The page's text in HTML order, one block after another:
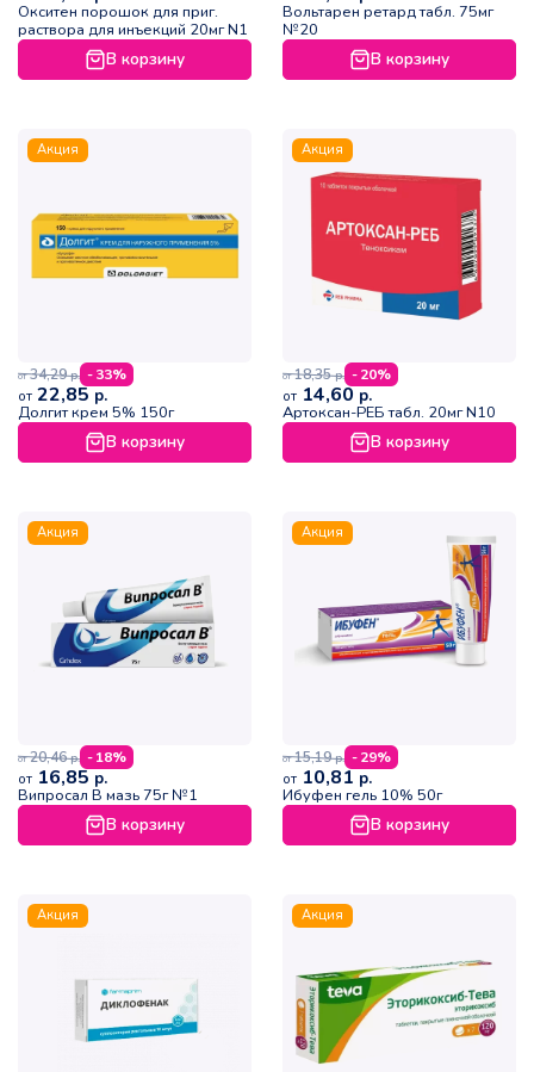
Окситен порошок для приг.
раствора для инъекций 20мг N1
В корзину
Вольтарен ретард табл. 75мг
№20
В корзину
Акция
от 34,29р. - 33%
от 22,85 р.
Долгит крем 5% 150г
В корзину
Акция
от 18,35р. - 20%
от 14,60 р.
Артоксан-РЕБ табл. 20мг N10
В корзину
Акция
от 20,46р. - 18%
от 16,85 р.
Випросал В мазь 75г №1
В корзину
Акция
от 15,19р. - 29%
от 10,81 р.
Ибуфен гель 10% 50г
В корзину
Акция Акция